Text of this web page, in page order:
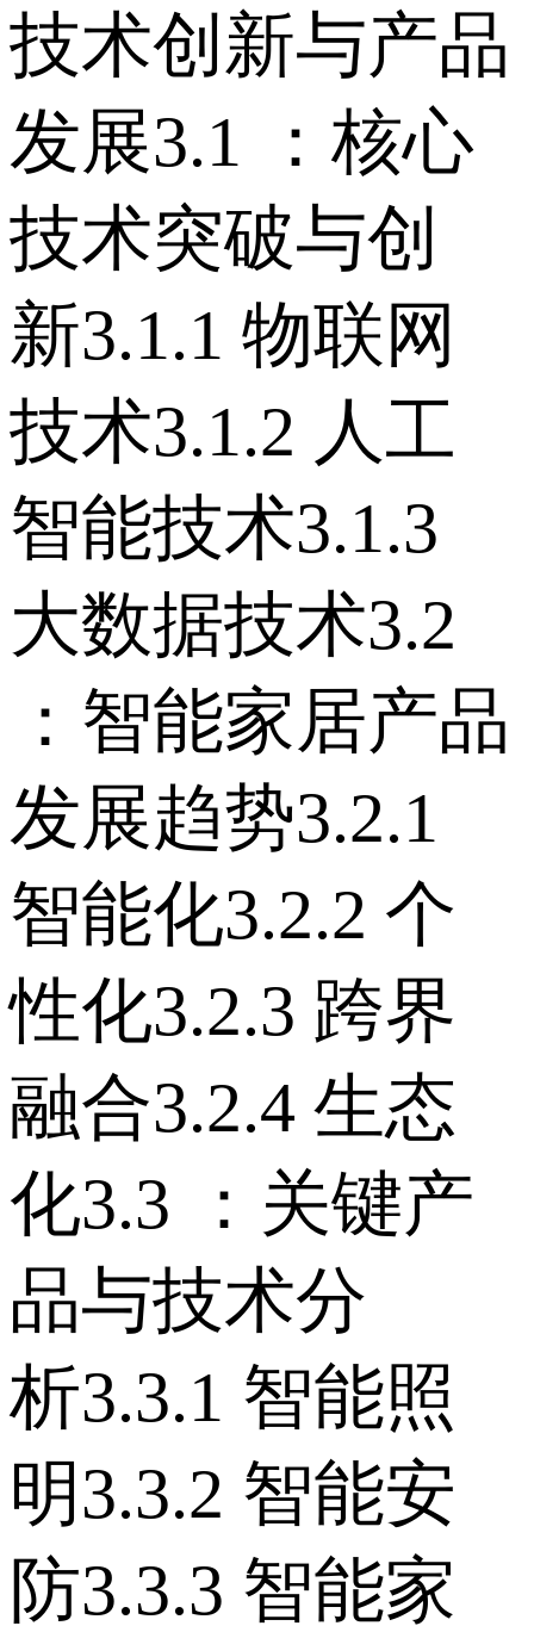
技术创新与产品
发展 3.1 ：核心
技术突破与创
新 3.1.1 物联网
技术 3.1.2 人工
智能技术 3.1.3
大数据技术 3.2
：智能家居产品
发展趋势 3.2.1
智能化 3.2.2 个
性化 3.2.3 跨界
融合 3.2.4 生态
化 3.3 ：关键产
品与技术分
析 3.3.1 智能照
明 3.3.2 智能安
防 3.3.3 智能家